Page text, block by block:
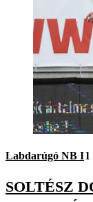
Labdarúgó NB I1
SOLTÉSZ